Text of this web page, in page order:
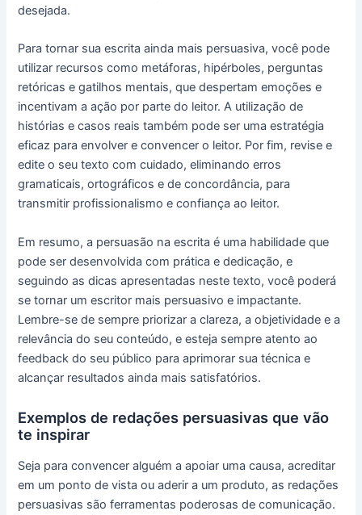
desejada.
Para tornar sua escrita ainda mais persuasiva, você pode
utilizar recursos como metáforas, hipérboles, perguntas
retóricas e gatilhos mentais, que despertam emoções e
incentivam a ação por parte do leitor. A utilização de
histórias e casos reais também pode ser uma estratégia
eficaz para envolver e convencer o leitor. Por fim, revise e
edite o seu texto com cuidado, eliminando erros
gramaticais, ortográficos e de concordância, para
transmitir profissionalismo e confiança ao leitor.
Em resumo, a persuasão na escrita é uma habilidade que
pode ser desenvolvida com prática e dedicação, e
seguindo as dicas apresentadas neste texto, você poderá
se tornar um escritor mais persuasivo e impactante.
Lembre-se de sempre priorizar a clareza, a objetividade e a
relevância do seu conteúdo, e esteja sempre atento ao
feedback do seu público para aprimorar sua técnica e
alcançar resultados ainda mais satisfatórios.
Exemplos de redações persuasivas que vão
te inspirar
Seja para convencer alguém a apoiar uma causa, acreditar
em um ponto de vista ou aderir a um produto, as redações
persuasivas são ferramentas poderosas de comunicação.